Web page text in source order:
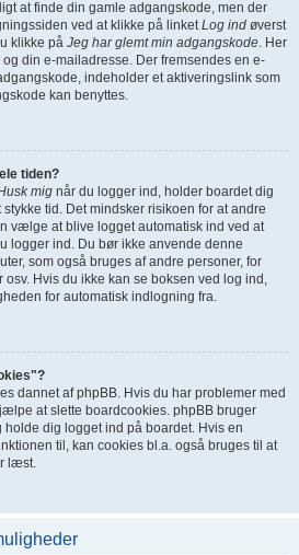
at finde din gamle adgangskode, men der
ved at klikke på linket Log ind øverst
klikke på Jeg har glemt min adgangskode . Her
din e-mailadresse. Der fremsendes en e-
indeholder et aktiveringslink som
kan benyttes.
tiden?
mig når du logger ind, holder boardet dig
tid. Det mindsker risikoen for at andre
vælge at blive logget automatisk ind ved at
logger ind. Du bør ikke anvende denne
som også bruges af andre personer, for
Hvis du ikke kan se boksen ved log ind,
for automatisk indlogning fra.
dannet af phpBB. Hvis du har problemer med
at slette boardcookies. phpBB bruger
dig logget ind på boardet. Hvis en
til, kan cookies bl.a. også bruges til at
læst.